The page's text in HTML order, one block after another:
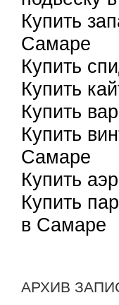
Купить
Самаре
Купить
Купить
Купить
Купить
Самаре
Купить
Купить
в Самаре
АРХИВ